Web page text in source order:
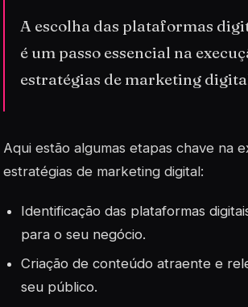
A escolha das plataformas
é um passo essencial na
estratégias de marketing
Aqui estão algumas etapas chave na
estratégias de marketing digital:
Identificação das plataformas
para o seu negócio.
Criação de conteúdo atraente e
seu público.